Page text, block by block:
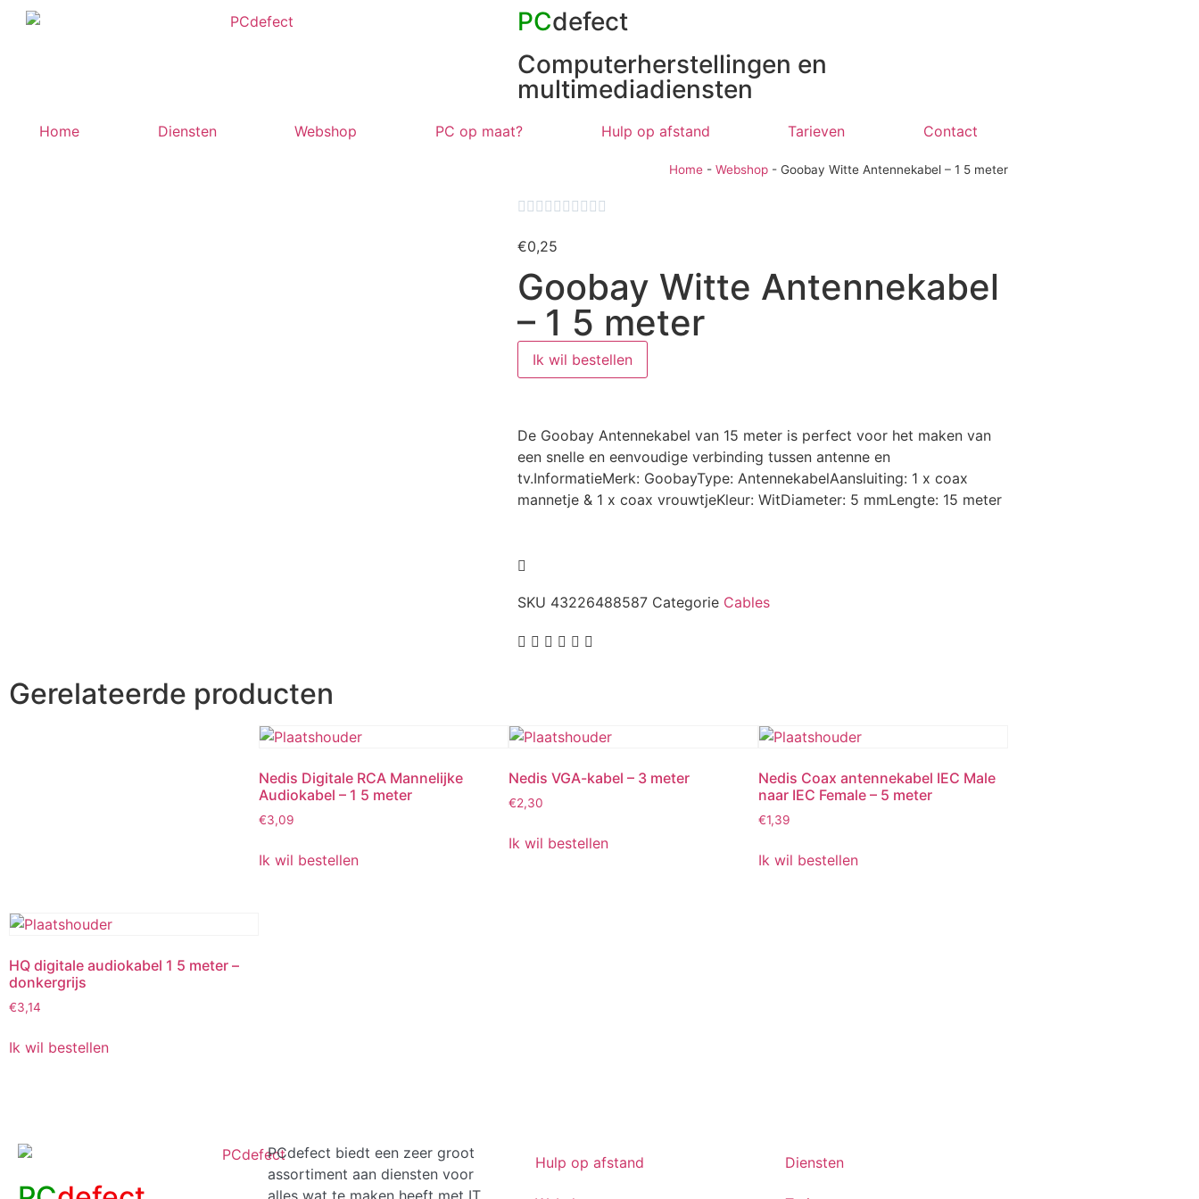
PCdefect
Computerherstellingen en
multimediadiensten
Home Diensten Webshop PC op maat? Hulp op afstand Tarieven Contact
Home - Webshop - Goobay Witte Antennekabel – 1 5 meter
         
€0,25
Goobay Witte Antennekabel
– 1 5 meter
Ik wil bestellen
De Goobay Antennekabel van 15 meter is perfect voor het maken van
een snelle en eenvoudige verbinding tussen antenne en
tv.InformatieMerk: GoobayType: AntennekabelAansluiting: 1 x coax
mannetje & 1 x coax vrouwtjeKleur: WitDiameter: 5 mmLengte: 15 meter
SKU 43226488587 Categorie Cables
Gerelateerde producten
Nedis Digitale RCA Mannelijke
Audiokabel – 1 5 meter
€3,09
Ik wil bestellen
Nedis VGA-kabel – 3 meter
€2,30
Ik wil bestellen
Nedis Coax antennekabel IEC Male
naar IEC Female – 5 meter
€1,39
Ik wil bestellen
HQ digitale audiokabel 1 5 meter –
donkergrijs
€3,14
Ik wil bestellen
PCdefect biedt een zeer groot
assortiment aan diensten voor
Hulp op afstand Diensten